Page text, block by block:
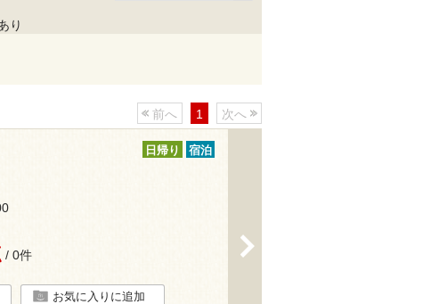
り
前へ 1 次へ
日帰り 宿泊
/ 0件
お気に入りに追加